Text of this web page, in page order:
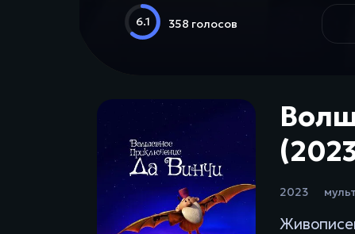
6.1 358 голосов
2023